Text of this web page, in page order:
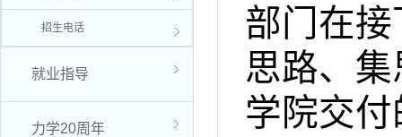
招生电话
就业指导
力学20周年
部门在
思路、
学院交